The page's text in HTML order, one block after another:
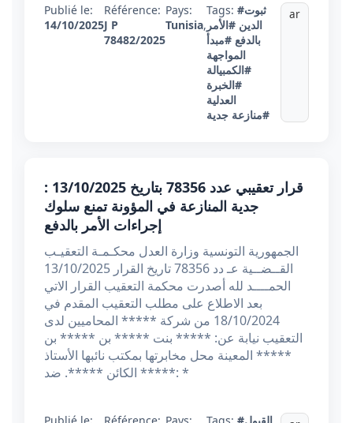
Publié le:
14/10/2025
Référence:
J P
78482/2025
Pays:
Tunisia,
Tags: #ثبوت
الدين #الأمر
بالدفع #مبدأ
المواجهة
#الكمبيالة
#الخبرة
العدلية
#منازعة جدية
ar
قرار تعقيبي عدد 78356 بتاريخ 13/10/2025 :
جدية المنازعة في المؤونة تمنع سلوك
إجراءات الأمر بالدفع
الجمهورية التونسية وزارة العدل محكـمـة التعقيـب
القــضــية عـ دد 78356 تاريخ القرار 13/10/2025
الحمــــد لله أصدرت محكمة التعقيب القرار الاتي
بعد الاطلاع على مطلب التعقيب المقدم في
18/10/2024 من شركة ***** المحاميين لدى
التعقيب نيابة عن: ***** بنت ***** بن ***** بن
***** المعينة محل مخابرتها بمكتب نائبها الأستاذ
***** الكائن *****. ضد: *